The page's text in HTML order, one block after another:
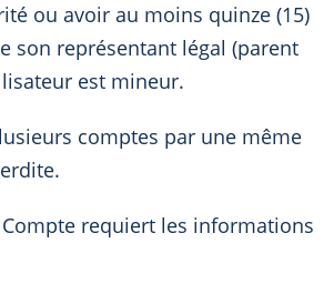
ou avoir au moins quinze (15)
son représentant légal (parent
est mineur.
comptes par une même
Compte requiert les informations